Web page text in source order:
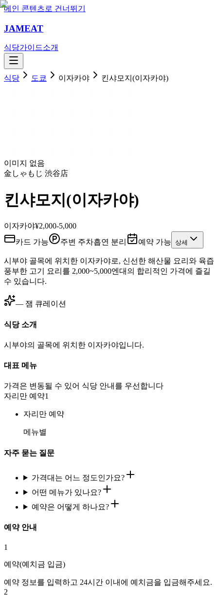
메인 콘텐츠로 건너뛰기
JAMEAT
식당가이드소개
식당 도쿄 이자카야 킨샤모지(이자카야)
이미지 없음
金しゃもじ 渋谷店
킨샤모지(이자카야)
이자카야¥2,000-5,000
카드 가능
주변 주차흡연 분리 예약 가능 상세
시부야 골목에 위치한 이자카야로, 신선한 해산물 요리와 육즙
풍부한 고기 요리를 2,000~5,000엔대의 합리적인 가격에 즐길
수 있습니다.
— 잼 큐레이션
식당 소개
시부야의 골목에 위치한 이자카야입니다.
대표 메뉴
가격은 변동될 수 있어 식당 안내를 우선합니다
자리만 예약1
자리만 예약
메뉴별
자주 묻는 질문
가격대는 어느 정도인가요?
어떤 메뉴가 있나요?
예약은 어떻게 하나요?
예약 안내
1
예약(예치금 입금)
예약 정보를 입력하고 24시간 이내에 예치금을 입금해주세요.
2